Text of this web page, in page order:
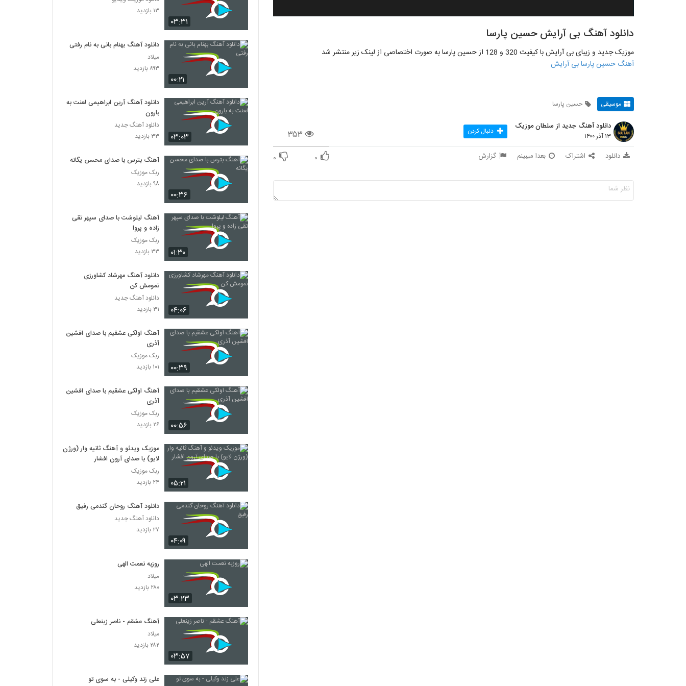
دانلود آهنگ بی آرایش حسین پارسا
موزیک جدید و زیبای بی آرایش با کیفیت 320 و 128 از حسین پارسا به صورت اختصاصی از لینک زیر منتشر شد
آهنگ حسین پارسا بی آرایش
موسیقی حسین پارسا
۳۵۳
دانلود آهنگ جدید از سلطان موزیک
۱۳ آذر ۱۴۰۰ دنبال کردن
دانلود اشتراک بعدا میبینم گزارش ۰ ۰
۰۳:۳۱
۱۳ بازدید
۰۰:۲۱
دانلود آهنگ بهنام بانی به نام رفتی
میلاد
۸۹۳ بازدید
۰۳:۰۳
دانلود آهنگ آرین ابراهیمی لعنت به
بارون
دانلود آهنگ جدید
۳۳ بازدید
۰۰:۳۶
آهنگ بترس با صدای محسن یگانه
ربک موزیک
۹۸ بازدید
۰۱:۳۰
آهنگ لیلوشت با صدای سپهر تقی
زاده و پروا
ربک موزیک
۳۳ بازدید
۰۴:۰۶
دانلود آهنگ مهرشاد کشاورزی
تمومش کن
دانلود آهنگ جدید
۳۱ بازدید
۰۰:۳۹
آهنگ اولکی عشقیم با صدای افشین
آذری
ربک موزیک
۱۰۱ بازدید
۰۰:۵۶
آهنگ اولکی عشقیم با صدای افشین
آذری
ربک موزیک
۲۶ بازدید
۰۵:۲۱
موزیک ویدئو و آهنگ ثانیه وار (ورژن
لایو) با صدای آرون افشار
ربک موزیک
۲۴ بازدید
۰۴:۰۹
دانلود آهنگ روحان گندمی رفیق
دانلود آهنگ جدید
۲۷ بازدید
۰۳:۲۳
روزبه نعمت الهی
میلاد
۲۸۰ بازدید
۰۳:۵۷
آهنگ عشقم - ناصر زینعلی
میلاد
۲۸۲ بازدید
علی زند وکیلی - به سوی تو